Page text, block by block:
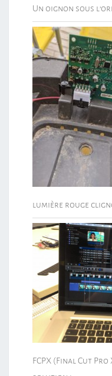
Un oignon sous
lumière rouge
FCPX (Final Cut